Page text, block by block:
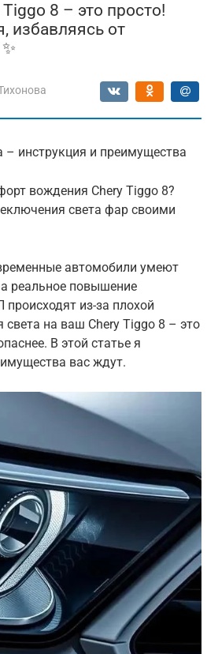
8 – это просто!
избавляясь от
– инструкция и преимущества
вождения Chery Tiggo 8?
света фар своими
автомобили умеют
реальное повышение
происходят из-за плохой
на ваш Chery Tiggo 8 – это
В этой статье я
вас ждут.